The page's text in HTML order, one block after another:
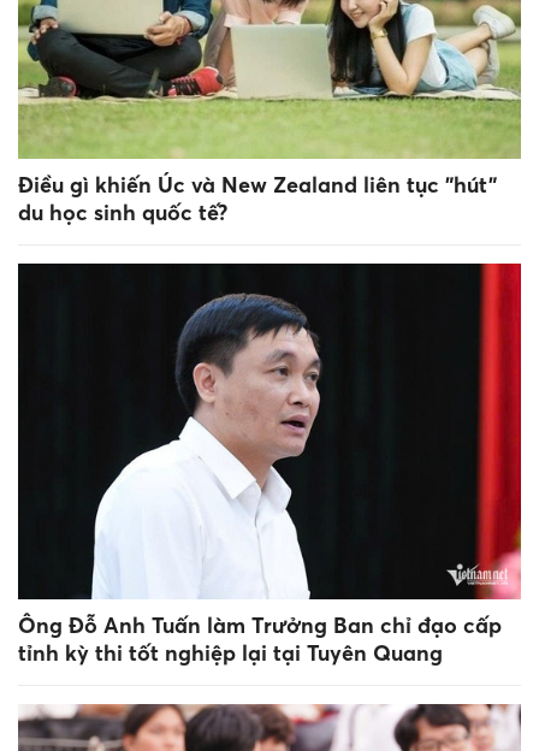
Điều gì khiến Úc và New Zealand liên tục "hút"
du học sinh quốc tế?
Ông Đỗ Anh Tuấn làm Trưởng Ban chỉ đạo cấp
tỉnh kỳ thi tốt nghiệp lại tại Tuyên Quang